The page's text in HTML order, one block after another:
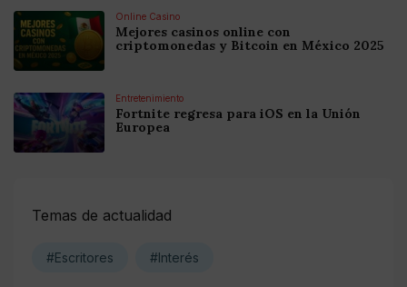
Online Casino
Mejores casinos online con
criptomonedas y Bitcoin en México 2025
Entretenimiento
Fortnite regresa para iOS en la Unión
Europea
Temas de actualidad
#Escritores #Interés